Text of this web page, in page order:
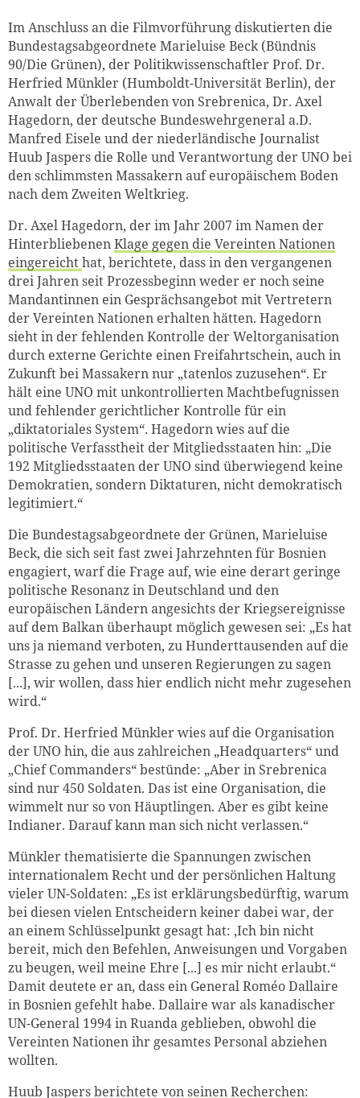
Im Anschluss an die Filmvorführung diskutierten die
Bundestagsabgeordnete Marieluise Beck (Bündnis
90/Die Grünen), der Politikwissenschaftler Prof. Dr.
Herfried Münkler (Humboldt-Universität Berlin), der
Anwalt der Überlebenden von Srebrenica, Dr. Axel
Hagedorn, der deutsche Bundeswehrgeneral a.D.
Manfred Eisele und der niederländische Journalist
Huub Jaspers die Rolle und Verantwortung der UNO bei
den schlimmsten Massakern auf europäischem Boden
nach dem Zweiten Weltkrieg.
Dr. Axel Hagedorn, der im Jahr 2007 im Namen der
HinterbliebenenKlage gegen die Vereinten Nationen
eingereichthat, berichtete, dass in den vergangenen
drei Jahren seit Prozessbeginn weder er noch seine
Mandantinnen ein Gesprächsangebot mit Vertretern
der Vereinten Nationen erhalten hätten. Hagedorn
sieht in der fehlenden Kontrolle der Weltorganisation
durch externe Gerichte einen Freifahrtschein, auch in
Zukunft bei Massakern nur „tatenlos zuzusehen“. Er
hält eine UNO mit unkontrollierten Machtbefugnissen
und fehlender gerichtlicher Kontrolle für ein
„diktatoriales System“. Hagedorn wies auf die
politische Verfasstheit der Mitgliedsstaaten hin: „Die
192 Mitgliedsstaaten der UNO sind überwiegend keine
Demokratien, sondern Diktaturen, nicht demokratisch
legitimiert.“
Die Bundestagsabgeordnete der Grünen, Marieluise
Beck, die sich seit fast zwei Jahrzehnten für Bosnien
engagiert, warf die Frage auf, wie eine derart geringe
politische Resonanz in Deutschland und den
europäischen Ländern angesichts der Kriegsereignisse
auf dem Balkan überhaupt möglich gewesen sei: „Es hat
uns ja niemand verboten, zu Hunderttausenden auf die
Strasse zu gehen und unseren Regierungen zu sagen
[...], wir wollen, dass hier endlich nicht mehr zugesehen
wird.“
Prof. Dr. Herfried Münkler wies auf die Organisation
der UNO hin, die aus zahlreichen „Headquarters“ und
„Chief Commanders“ bestünde: „Aber in Srebrenica
sind nur 450 Soldaten. Das ist eine Organisation, die
wimmelt nur so von Häuptlingen. Aber es gibt keine
Indianer. Darauf kann man sich nicht verlassen.“
Münkler thematisierte die Spannungen zwischen
internationalem Recht und der persönlichen Haltung
vieler UN-Soldaten: „Es ist erklärungsbedürftig, warum
bei diesen vielen Entscheidern keiner dabei war, der
an einem Schlüsselpunkt gesagt hat: ‚Ich bin nicht
bereit, mich den Befehlen, Anweisungen und Vorgaben
zu beugen, weil meine Ehre [...] es mir nicht erlaubt.“
Damit deutete er an, dass ein General Roméo Dallaire
in Bosnien gefehlt habe. Dallaire war als kanadischer
UN-General 1994 in Ruanda geblieben, obwohl die
Vereinten Nationen ihr gesamtes Personal abziehen
wollten.
Huub Jaspers berichtete vonseinen Recherchen:
Zum Warenkorb
weiter lesen Zum Warenkorb